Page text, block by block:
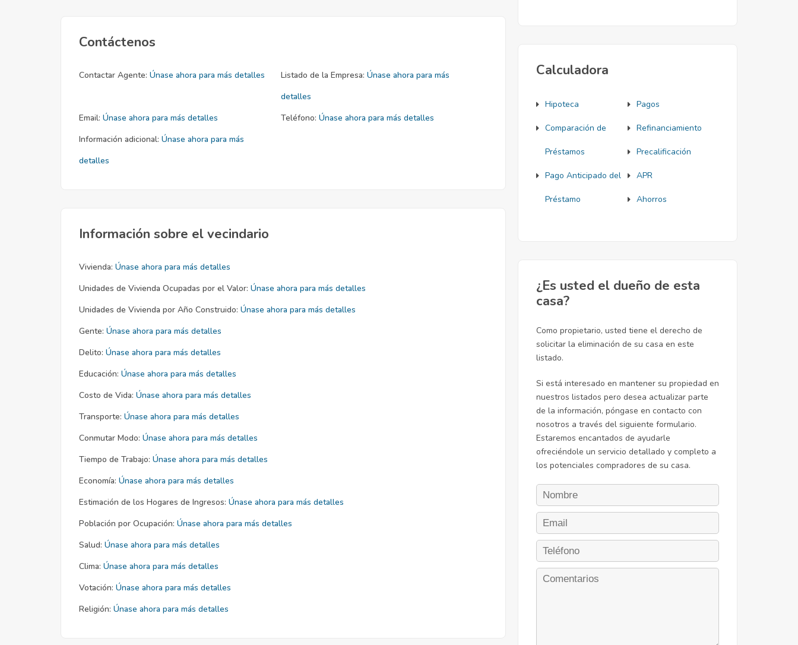
Contáctenos
Contactar Agente: Únase ahora para más detalles Listado de la Empresa: Únase ahora para más
detalles
Email: Únase ahora para más detalles Teléfono: Únase ahora para más detalles
Información adicional: Únase ahora para más
detalles
Información sobre el vecindario
Vivienda: Únase ahora para más detalles
Unidades de Vivienda Ocupadas por el Valor: Únase ahora para más detalles
Unidades de Vivienda por Año Construido: Únase ahora para más detalles
Gente: Únase ahora para más detalles
Delito: Únase ahora para más detalles
Educación: Únase ahora para más detalles
Costo de Vida: Únase ahora para más detalles
Transporte: Únase ahora para más detalles
Conmutar Modo: Únase ahora para más detalles
Tiempo de Trabajo: Únase ahora para más detalles
Economía: Únase ahora para más detalles
Estimación de los Hogares de Ingresos: Únase ahora para más detalles
Población por Ocupación: Únase ahora para más detalles
Salud: Únase ahora para más detalles
Clima: Únase ahora para más detalles
Votación: Únase ahora para más detalles
Religión: Únase ahora para más detalles
Calculadora
Hipoteca Pagos
Comparación de
Préstamos
Refinanciamiento
Precalificación
Pago Anticipado del
Préstamo
APR
Ahorros
¿Es usted el dueño de esta
casa?
Como propietario, usted tiene el derecho de
solicitar la eliminación de su casa en este
listado.
Si está interesado en mantener su propiedad en
nuestros listados pero desea actualizar parte
de la información, póngase en contacto con
nosotros a través del siguiente formulario.
Estaremos encantados de ayudarle
ofreciéndole un servicio detallado y completo a
los potenciales compradores de su casa.